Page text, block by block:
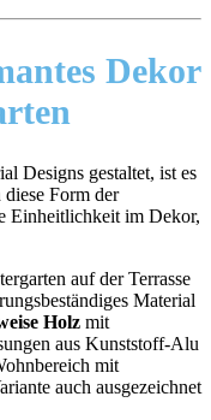
Dekor
Designs gestaltet, ist es
diese Form der
Einheitlichkeit im Dekor,
auf der Terrasse
Material
Holz mit
aus Kunststoff-Alu
mit
auch ausgezeichnet